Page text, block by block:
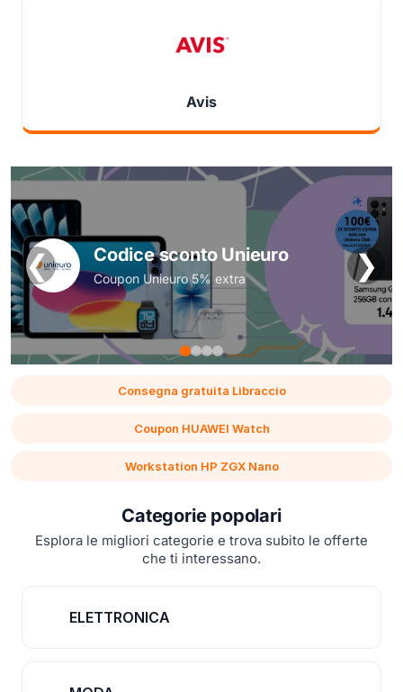
Avis
Codice sconto Unieuro
Coupon Unieuro 5% extra
❮ ❯
Consegna gratuita Libraccio
Coupon HUAWEI Watch
Workstation HP ZGX Nano
Categorie popolari
Esplora le migliori categorie e trova subito le offerte
che ti interessano.
ELETTRONICA